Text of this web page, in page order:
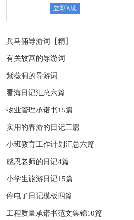
是不同的。那么问题来了，到底...
立即阅读
兵马俑导游词【精】
有关故宫的导游词
紫薇洞的导游词
看海日记汇总六篇
物业管理承诺书15篇
实用的春游的日记三篇
小班教育工作计划汇总六篇
感恩老师的日记4篇
小学生旅游日记15篇
停电了日记模板四篇
工程质量承诺书范文集锦10篇